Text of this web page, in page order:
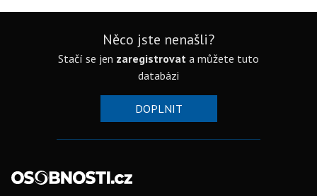
Něco jste nenašli?
Stačí se jen zaregistrovat a můžete tuto
databázi
DOPLNIT